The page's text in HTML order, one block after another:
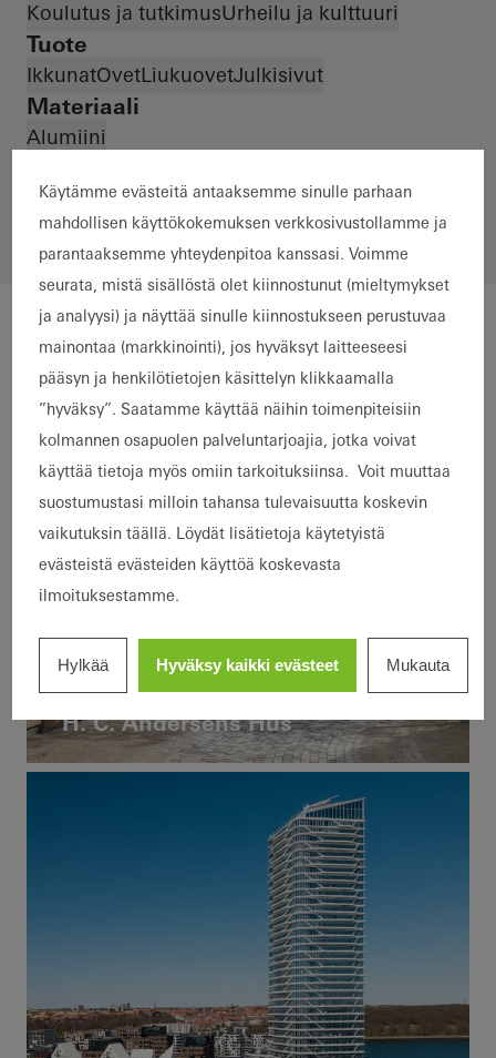
Koulutus ja tutkimusUrheilu ja kulttuuri
Tuote
IkkunatOvetLiukuovetJulkisivut
Materiaali
Alumiini
Urheilu ja kulttuuri
Uudisrakentaminen
Ovet
Julkisivut
Denmark
H. C. Andersens Hus
Käytämme evästeitä antaaksemme sinulle parhaan
mahdollisen käyttökokemuksen verkkosivustollamme ja
parantaaksemme yhteydenpitoa kanssasi. Voimme
seurata, mistä sisällöstä olet kiinnostunut (mieltymykset
ja analyysi) ja näyttää sinulle kiinnostukseen perustuvaa
mainontaa (markkinointi), jos hyväksyt laitteeseesi
pääsyn ja henkilötietojen käsittelyn klikkaamalla
”hyväksy”. Saatamme käyttää näihin toimenpiteisiin
kolmannen osapuolen palveluntarjoajia, jotka voivat
käyttää tietoja myös omiin tarkoituksiinsa. Voit muuttaa
suostumustasi milloin tahansa tulevaisuutta koskevin
vaikutuksin täällä. Löydät lisätietoja käytetyistä
evästeistä evästeiden käyttöä koskevasta
ilmoituksestamme.
Hylkää Hyväksy kaikki evästeet Mukauta